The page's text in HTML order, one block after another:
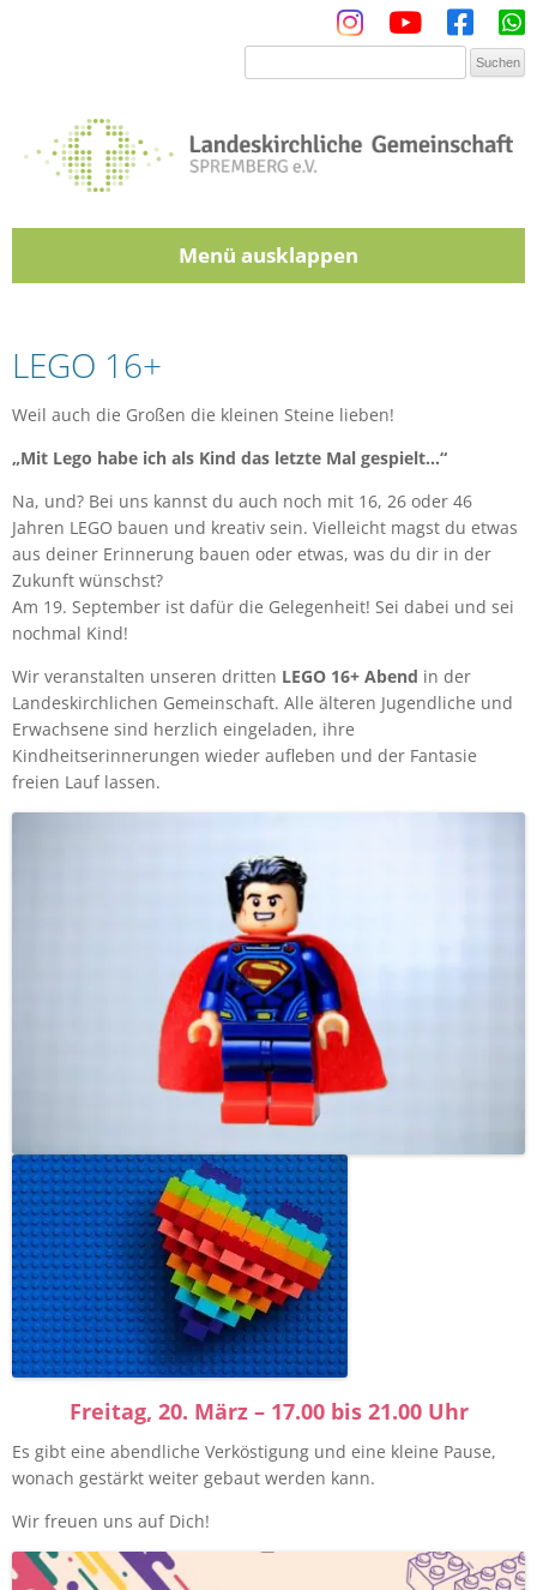
Menü
LEGO 16+
Weil auch die Großen die kleinen Steine lieben!
„Mit Lego habe ich als Kind das letzte Mal gespielt…“
Na, und? Bei uns kannst du auch noch mit 16, 26 oder 46
Jahren LEGO bauen und kreativ sein. Vielleicht magst du etwas
aus deiner Erinnerung bauen oder etwas, was du dir in der
Zukunft wünschst?
Am 19. September ist dafür die Gelegenheit! Sei dabei und sei
nochmal Kind!
Wir veranstalten unseren dritten LEGO 16+ Abend in der
Landeskirchlichen Gemeinschaft. Alle älteren Jugendliche und
Erwachsene sind herzlich eingeladen, ihre
Kindheitserinnerungen wieder aufleben und der Fantasie
freien Lauf lassen.
Freitag, 20. März – 17.00 bis 21.00 Uhr
Es gibt eine abendliche Verköstigung und eine kleine Pause,
wonach gestärkt weiter gebaut werden kann.
Wir freuen uns auf Dich!